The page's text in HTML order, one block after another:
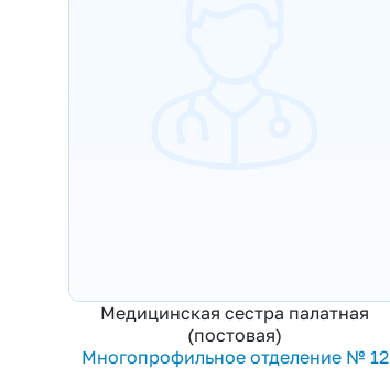
Медицинская сестра палатная
(постовая)
Многопрофильное отделение № 12